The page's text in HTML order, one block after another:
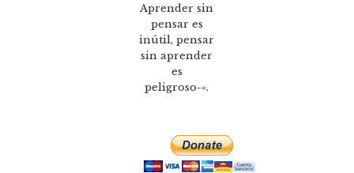
Aprender sin
pensar es
inútil, pensar
sin aprender
es
peligroso-«.